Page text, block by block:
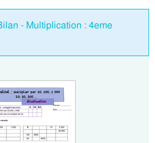
- Multiplication : 4eme